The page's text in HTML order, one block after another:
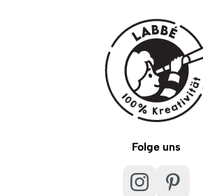
Folge uns